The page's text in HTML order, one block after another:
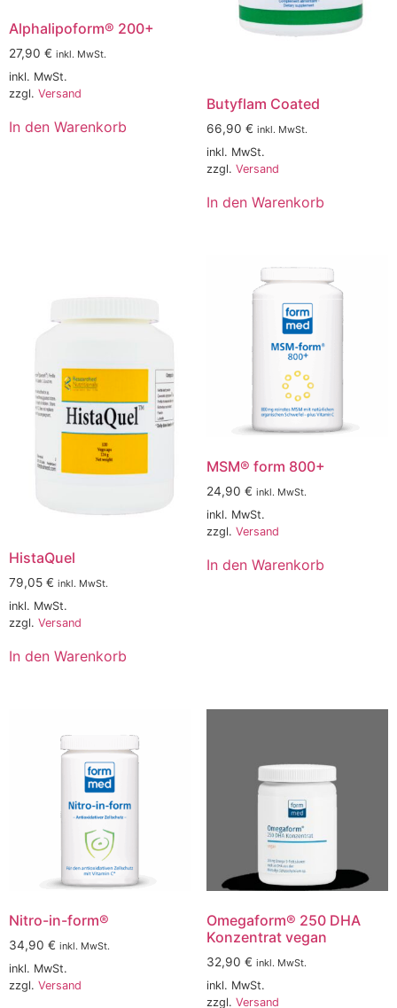
Alphalipoform® 200+
27,90 € inkl. MwSt.
inkl. MwSt.
zzgl. Versand
In den Warenkorb
Butyflam Coated
66,90 € inkl. MwSt.
inkl. MwSt.
zzgl. Versand
In den Warenkorb
HistaQuel
79,05 € inkl. MwSt.
inkl. MwSt.
zzgl. Versand
In den Warenkorb
MSM® form 800+
24,90 € inkl. MwSt.
inkl. MwSt.
zzgl. Versand
In den Warenkorb
Nitro-in-form®
34,90 € inkl. MwSt.
inkl. MwSt.
zzgl. Versand
Omegaform® 250 DHA
Konzentrat vegan
32,90 € inkl. MwSt.
inkl. MwSt.
zzgl. Versand